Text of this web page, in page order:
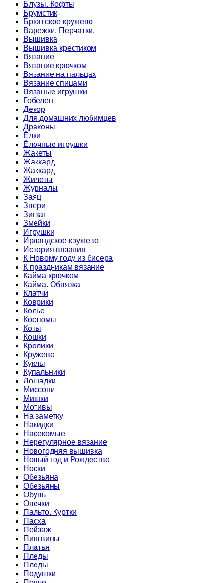
Блузы. Кофты
Брумстик
Брюггское кружево
Варежки. Перчатки.
Вышивка
Вышивка крестиком
Вязание
Вязание крючком
Вязание на пальцах
Вязание спицами
Вязаные игрушки
Гобелен
Декор
Для домашних любимцев
Драконы
Ёлки
Ёлочные игрушки
Жакеты
Жаккард
Жаккард
Жилеты
Журналы
Заяц
Звери
Зигзаг
Змейки
Игрушки
Ирландское кружево
История вязания
К Новому году из бисера
К праздникам вязание
Кайма крючком
Кайма. Обвязка
Клатчи
Коврики
Колье
Костюмы
Коты
Кошки
Кролики
Кружево
Куклы
Купальники
Лошадки
Миссони
Мишки
Мотивы
На заметку
Накидки
Насекомые
Нерегулярное вязание
Новогодняя вышивка
Новый год и Рождество
Носки
Обезьяна
Обезьяны
Обувь
Овечки
Пальто. Куртки
Пасха
Пейзаж
Пингвины
Платья
Пледы
Пледы
Подушки